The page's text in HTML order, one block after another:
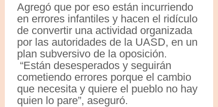
Agregó que por eso están incurriendo
en errores infantiles y hacen el ridículo
de convertir una actividad organizada
por las autoridades de la UASD, en un
plan subversivo de la oposición.
“Están desesperados y seguirán
cometiendo errores porque el cambio
que necesita y quiere el pueblo no hay
quien lo pare”, aseguró.